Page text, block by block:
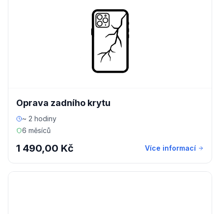
Oprava zadního krytu
~ 2 hodiny
6 měsíců
1 490,00 Kč Více informací